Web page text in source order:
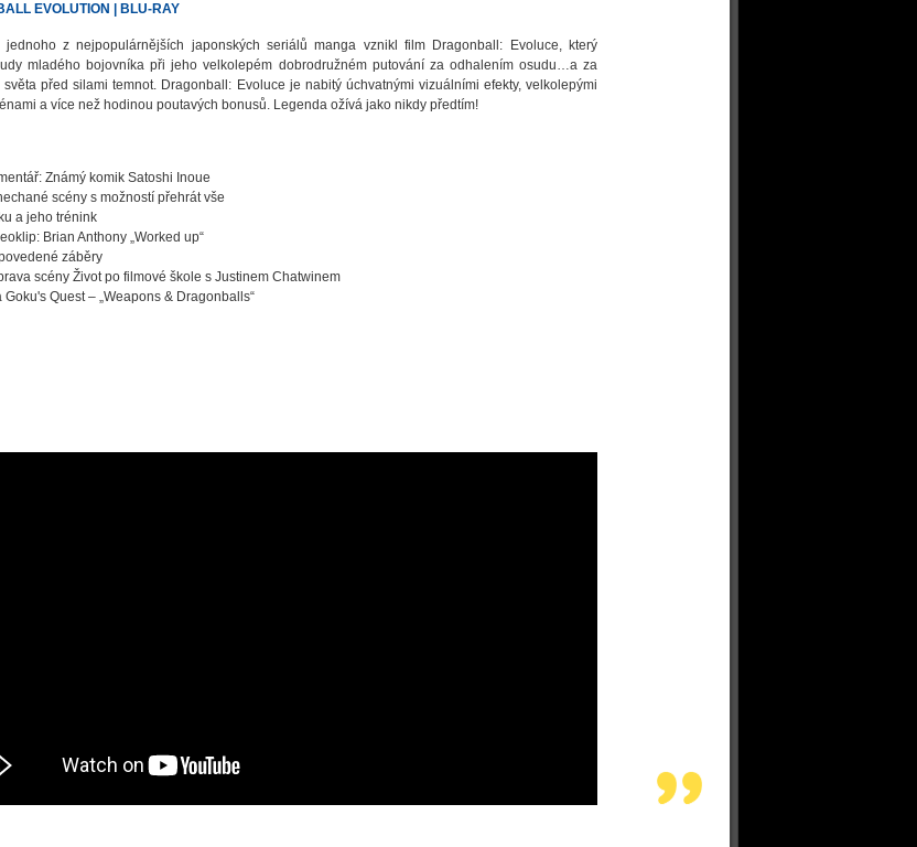
EVOLUTION | BLU-RAY
jednoho z nejpopulárnějších japonských seriálů manga vznikl film Dragonball: Evoluce, který
mladého bojovníka při jeho velkolepém dobrodružném putování za odhalením osudu…a za
světa před silami temnot. Dragonball: Evoluce je nabitý úchvatnými vizuálními efekty, velkolepými
a více než hodinou poutavých bonusů. Legenda ožívá jako nikdy předtím!
Známý komik Satoshi Inoue
scény s možností přehrát vše
a jeho trénink
Brian Anthony „Worked up“
záběry
scény Život po filmové škole s Justinem Chatwinem
Goku's Quest – „Weapons & Dragonballs“